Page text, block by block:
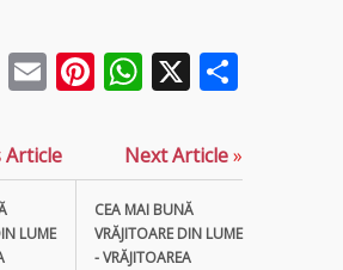
Twitter
EmailPinterest
WhatsApp
X
Article
LUME
Next Article»
CEA MAI BUNĂ
VRĂJITOARE DIN LUME
- VRĂJITOAREA